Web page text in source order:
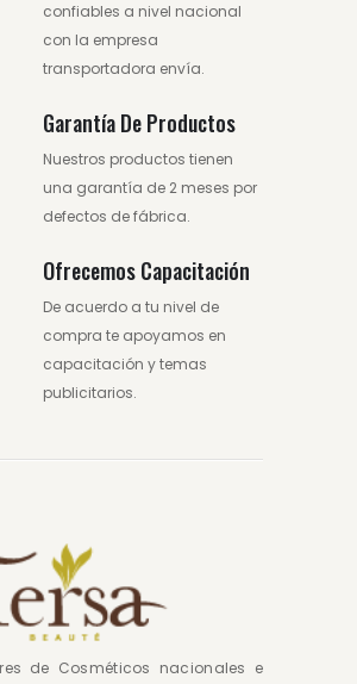
confiables a nivel nacional
con la empresa
transportadora envía.
Garantía De Productos
Nuestros productos tienen
una garantía de 2 meses por
defectos de fábrica.
Ofrecemos Capacitación
De acuerdo a tu nivel de
compra te apoyamos en
capacitación y temas
publicitarios.
de Cosméticos nacionales e